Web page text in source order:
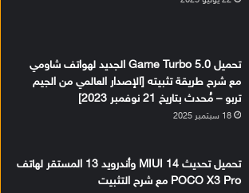
تحميل Game Turbo 5.0 الجديد لهواتف شاومي
مع شرح طريقة تثبيته [الإصدار العالمي من الجيم
تربو – مُحدث بتاريخ 21 نوفمبر 2023]
18 سبتمبر 2025
تحميل تحديث MIUI 14 وأندرويد 13 المستقر لهاتف
POCO X3 Pro مع شرح التثبيت